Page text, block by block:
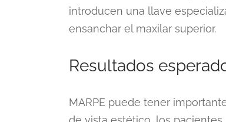
introducen una llave
ensanchar el maxilar superior.
Resultados
MARPE puede tener